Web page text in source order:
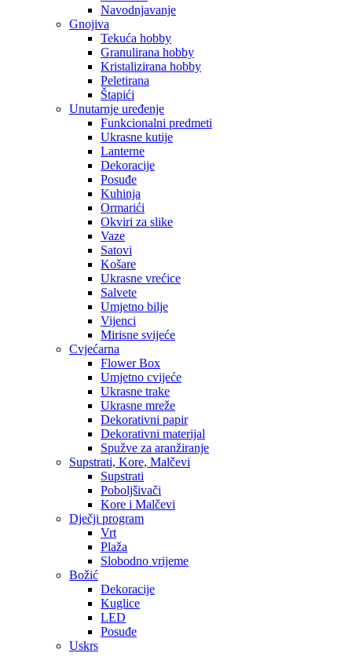
Navodnjavanje
Gnojiva
Tekuća hobby
Granulirana hobby
Kristalizirana hobby
Peletirana
Štapići
Unutarnje uređenje
Funkcionalni predmeti
Ukrasne kutije
Lanterne
Dekoracije
Posuđe
Kuhinja
Ormarići
Okviri za slike
Vaze
Satovi
Košare
Ukrasne vrećice
Salvete
Umjetno bilje
Vijenci
Mirisne svijeće
Cvjećarna
Flower Box
Umjetno cvijeće
Ukrasne trake
Ukrasne mreže
Dekorativni papir
Dekorativni materijal
Spužve za aranžiranje
Supstrati, Kore, Malčevi
Supstrati
Poboljšivači
Kore i Malčevi
Dječji program
Vrt
Plaža
Slobodno vrijeme
Božić
Dekoracije
Kuglice
LED
Posuđe
Uskrs